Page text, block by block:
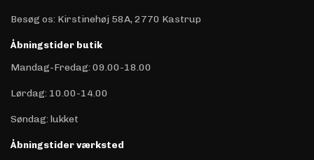
Besøg os: Kirstinehøj 58A, 2770 Kastrup
Åbningstider butik
Mandag-Fredag: 09.00-18.00
Lørdag: 10.00-14.00
Søndag: lukket
Åbningstider værksted